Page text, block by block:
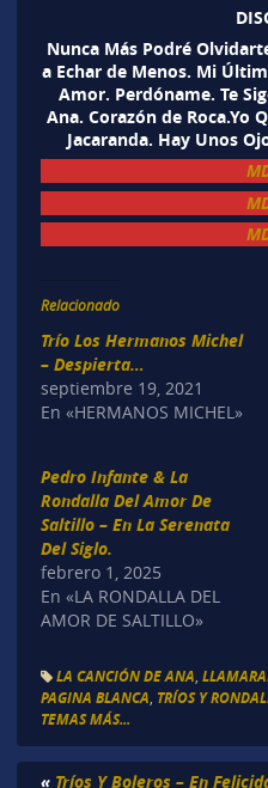
Nunca Más Podré
a Echar de Menos. Mi
Amor. Perdóname. Te
Ana. Corazón de Roca.Yo
Jacaranda. Hay Unos
Relacionado
Trío Los Hermanos Michel
– Despierta…
septiembre 19, 2021
En «HERMANOS MICHEL»
Pedro Infante & La
Rondalla Del Amor De
Saltillo – En La Serenata
Del Siglo.
febrero 1, 2025
En «LA RONDALLA DEL
AMOR DE SALTILLO»
LA CANCIÓN DE ANA
PAGINA BLANCA TRÍOS Y
TEMAS MÁS...
« Tríos Y Boleros – En